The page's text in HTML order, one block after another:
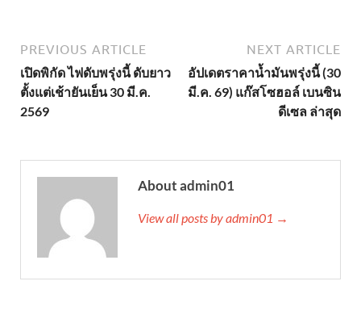
PREVIOUS ARTICLE
เปิดพิกัด ไฟดับพรุ่งนี้ ดับยาว
ตั้งแต่เช้ายันเย็น 30 มี.ค.
2569
NEXT ARTICLE
อัปเดตราคาน้ำมันพรุ่งนี้ (30
มี.ค. 69) แก๊สโซฮอล์ เบนซิน
ดีเซล ล่าสุด
About admin01
View all posts by admin01 →